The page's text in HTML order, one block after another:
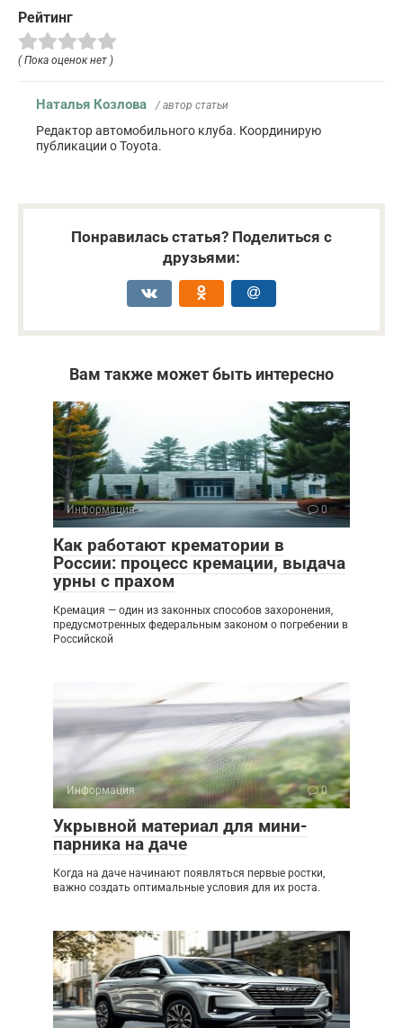
Рейтинг
( Пока оценок нет )
Наталья Козлова / автор статьи
Редактор автомобильного клуба. Координирую
публикации о Toyota.
Понравилась статья? Поделиться с
друзьями:
Вам также может быть интересно
Информация 0
Как работают крематории в
России: процесс кремации, выдача
урны с прахом
Кремация — один из законных способов захоронения,
предусмотренных федеральным законом о погребении в
Российской
Информация 0
Укрывной материал для мини-
парника на даче
Когда на даче начинают появляться первые ростки,
важно создать оптимальные условия для их роста.